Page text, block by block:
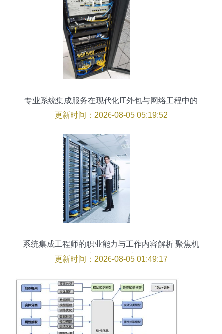
专业系统集成服务在现代化IT外包与网络工程中的
应用
更新时间：2026-08-05 05:19:52
系统集成工程师的职业能力与工作内容解析 聚焦机
电智能化领域
更新时间：2026-08-05 01:49:17